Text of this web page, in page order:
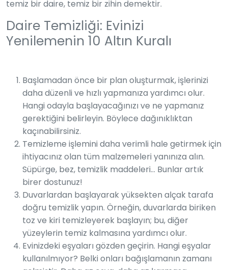
temiz bir daire, temiz bir zihin demektir.
Daire Temizliği: Evinizi
Yenilemenin 10 Altın Kuralı
Başlamadan önce bir plan oluşturmak, işlerinizi
daha düzenli ve hızlı yapmanıza yardımcı olur.
Hangi odayla başlayacağınızı ve ne yapmanız
gerektiğini belirleyin. Böylece dağınıklıktan
kaçınabilirsiniz.
Temizleme işlemini daha verimli hale getirmek için
ihtiyacınız olan tüm malzemeleri yanınıza alın.
Süpürge, bez, temizlik maddeleri… Bunlar artık
birer dostunuz!
Duvarlardan başlayarak yüksekten alçak tarafa
doğru temizlik yapın. Örneğin, duvarlarda biriken
toz ve kiri temizleyerek başlayın; bu, diğer
yüzeylerin temiz kalmasına yardımcı olur.
Evinizdeki eşyaları gözden geçirin. Hangi eşyalar
kullanılmıyor? Belki onları bağışlamanın zamanı